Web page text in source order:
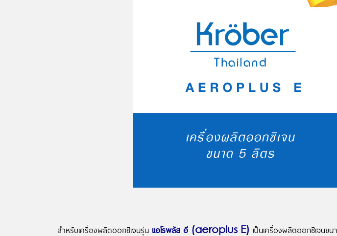
สำหรับเครื่องผลิตออกซิเจนรุ่น แอโรพลัส อี (aeroplus E) เป็นเครื่องผลิตออกซิเจนข